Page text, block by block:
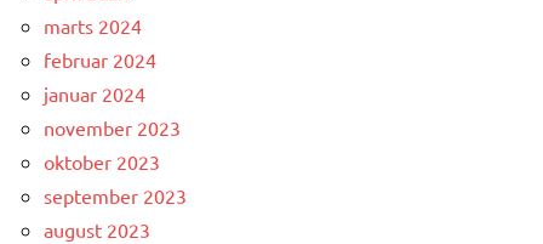
marts 2024
februar 2024
januar 2024
november 2023
oktober 2023
september 2023
august 2023